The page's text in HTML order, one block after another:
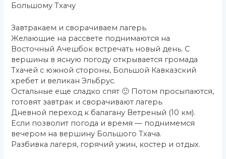
Большому Тхачу
Завтракаем и сворачиваем лагерь.
Желающие на рассвете поднимаются на
Восточный Ачешбок встречать новый день. С
вершины в ясную погоду открывается громада
Тхачей с южной стороны, Большой Кавказский
хребет и великан Эльбрус.
Остальные еще сладко спят 🙂 Потом просыпаются,
готовят завтрак и сворачивают лагерь.
Дневной переход к балагану Ветреный (10 км).
Если позволит погода и время — поднимемся
вечером на вершину Большого Тхача.
Разбивка лагеря, горячий ужин, костер и отдых.